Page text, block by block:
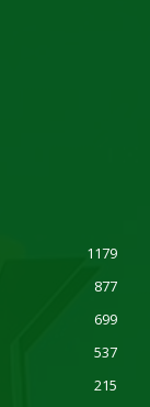
1179
877
699
537
215